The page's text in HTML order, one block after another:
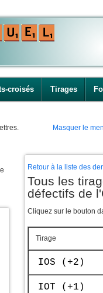
croisés Tirages
Masquer le
Retour à la liste des
Tous les
défectifs de
Cliquez sur le bouton
Tirage
IOS (+2)
IOT (+1)